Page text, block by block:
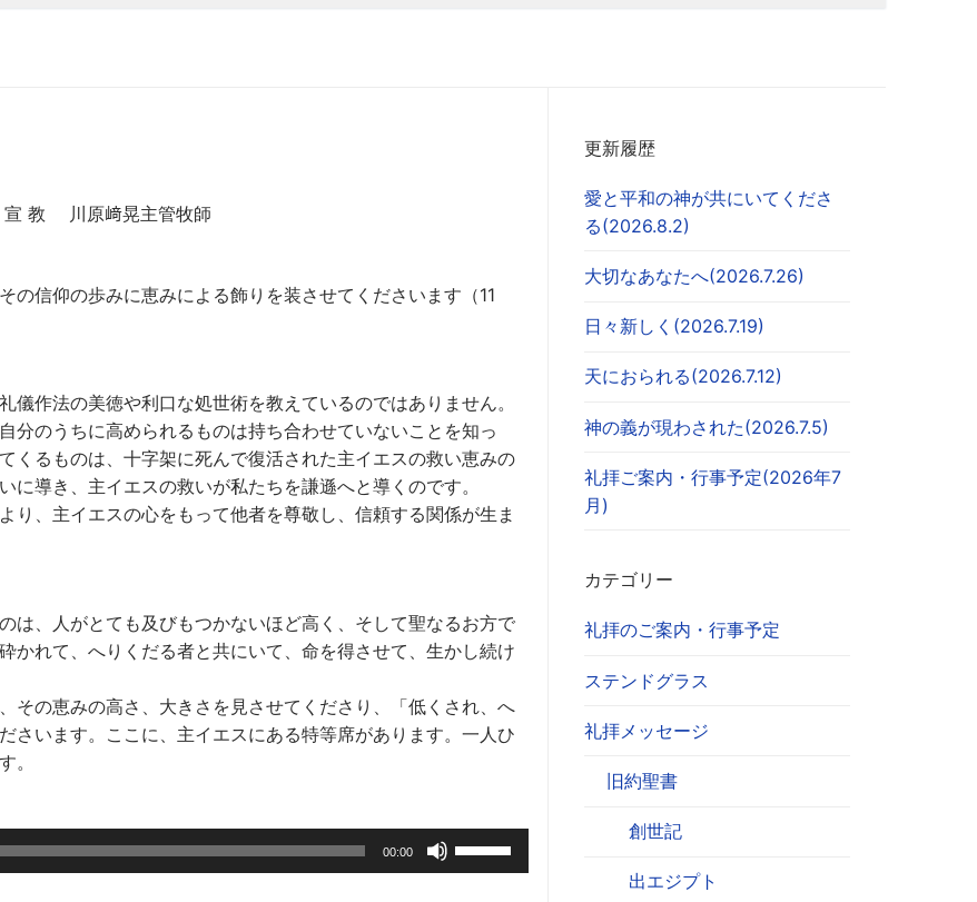
川原﨑晃主管牧師
信仰の歩みに恵みによる飾りを装させてくださいます（11
作法の美徳や利口な処世術を教えているのではありません。
分のうちに高められるものは持ち合わせていないことを知っ
くるものは、十字架に死んで復活された主イエスの救い恵みの
導き、主イエスの救いが私たちを謙遜へと導くのです。
、主イエスの心をもって他者を尊敬し、信頼する関係が生ま
は、人がとても及びもつかないほど高く、そして聖なるお方で
かれて、へりくだる者と共にいて、命を得させて、生かし続け
その恵みの高さ、大きさを見させてくださり、「低くされ、へ
さいます。ここに、主イエスにある特等席があります。一人ひ
。
00:00
ボ
リ
更新履歴
愛と平和の神が共にいてくださ
る(2026.8.2)
大切なあなたへ(2026.7.26)
日々新しく(2026.7.19)
天におられる(2026.7.12)
神の義が現わされた(2026.7.5)
礼拝ご案内・行事予定(2026年7
月)
カテゴリー
礼拝のご案内・行事予定
ステンドグラス
礼拝メッセージ
旧約聖書
創世記
出エジプト